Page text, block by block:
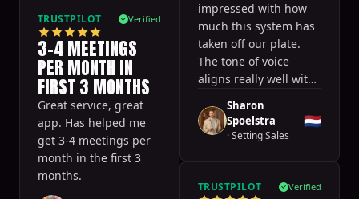
TRUSTPILOT Verified
3-4 MEETINGS
PER MONTH IN
FIRST 3 MONTHS
Great service, great
app. Has helped me
get 3-4 meetings per
month in the first 3
months.
impressed with how
much this system has
taken off our plate.
The tone of voice
aligns really well with
feel forced or salesy.
Sharon
Spoelstra
·Setting Sales
🇳🇱
TRUSTPILOT Verified